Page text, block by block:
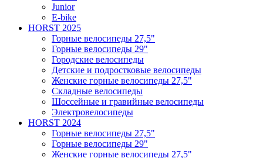
Junior
E-bike
HORST 2025
Горные велосипеды 27,5"
Горные велосипеды 29"
Городские велосипеды
Детские и подростковые велосипеды
Женские горные велосипеды 27,5"
Складные велосипеды
Шоссейные и гравийные велосипеды
Электровелосипеды
HORST 2024
Горные велосипеды 27,5"
Горные велосипеды 29"
Женские горные велосипеды 27,5"